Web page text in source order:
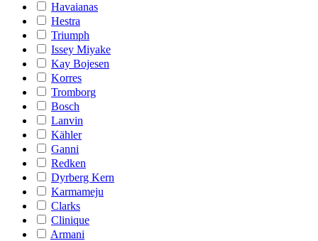
Havaianas
Hestra
Triumph
Issey Miyake
Kay Bojesen
Korres
Tromborg
Bosch
Lanvin
Kähler
Ganni
Redken
Dyrberg Kern
Karmameju
Clarks
Clinique
Armani